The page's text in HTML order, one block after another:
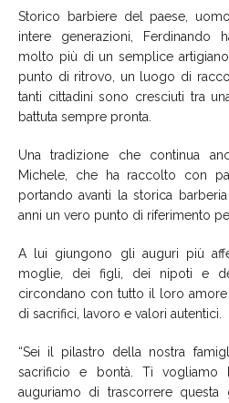
Storico barbiere del paese,
intere generazioni, Ferdinando
molto più di un semplice
punto di ritrovo, un luogo di
tanti cittadini sono cresciuti tra
battuta sempre pronta.
Una tradizione che continua
Michele, che ha raccolto con
portando avanti la storica
anni un vero punto di riferimento
A lui giungono gli auguri più
moglie, dei figli, dei nipoti e
circondano con tutto il loro amore
di sacrifici, lavoro e valori autentici.
“Sei il pilastro della nostra
sacrificio e bontà. Ti vogliamo
auguriamo di trascorrere